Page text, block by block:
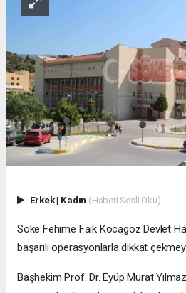
Erkek| Kadın (Haberi Sesli Oku)
Söke Fehime Faik Kocagöz Devlet
başarılı operasyonlarla dikkat
Başhekim Prof. Dr. Eyüp Murat